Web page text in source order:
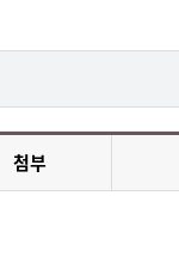
자동차 정기(종합)검사 기
간조회 및 검사예약
군산시사회적경제지원센터
일자리 지원사업
공공데이터 개방
첨부